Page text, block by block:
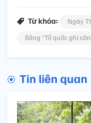
Từ khóa:
Ngày
Bằng “Tổ quốc ghi
Tin liên quan